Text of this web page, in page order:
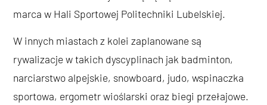
marca w Hali Sportowej Politechniki Lubelskiej.
W innych miastach z kolei zaplanowane są
rywalizacje w takich dyscyplinach jak badminton,
narciarstwo alpejskie, snowboard, judo, wspinaczka
sportowa, ergometr wioślarski oraz biegi przełajowe.